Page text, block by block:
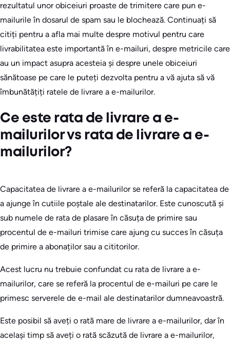
rezultatul unor obiceiuri proaste de trimitere care pun e-
mailurile în dosarul de spam sau le blochează. Continuați să
citiți pentru a afla mai multe despre motivul pentru care
livrabilitatea este importantă în e-mailuri, despre metricile care
au un impact asupra acesteia și despre unele obiceiuri
sănătoase pe care le puteți dezvolta pentru a vă ajuta să vă
îmbunătățiți ratele de livrare a e-mailurilor.
Ce este rata de livrare a e-
mailurilor vs rata de livrare a e-
mailurilor?
Capacitatea de livrare a e-mailurilor se referă la capacitatea de
a ajunge în cutiile poștale ale destinatarilor. Este cunoscută și
sub numele de rata de plasare în căsuța de primire sau
procentul de e-mailuri trimise care ajung cu succes în căsuța
de primire a abonaților sau a cititorilor.
Acest lucru nu trebuie confundat cu rata de livrare a e-
mailurilor, care se referă la procentul de e-mailuri pe care le
primesc serverele de e-mail ale destinatarilor dumneavoastră.
Este posibil să aveți o rată mare de livrare a e-mailurilor, dar în
același timp să aveți o rată scăzută de livrare a e-mailurilor,